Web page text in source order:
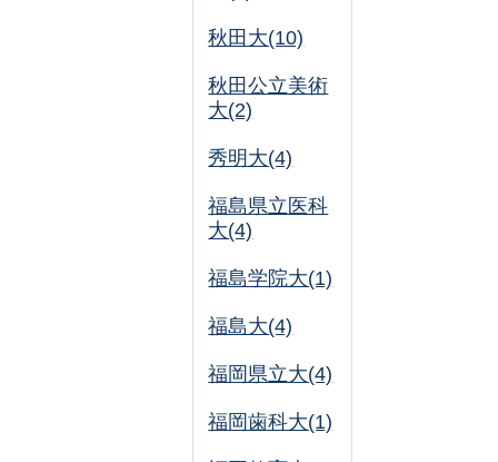
秋田大(10)
秋田公立美術
大(2)
秀明大(4)
福島県立医科
大(4)
福島学院大(1)
福島大(4)
福岡県立大(4)
福岡歯科大(1)